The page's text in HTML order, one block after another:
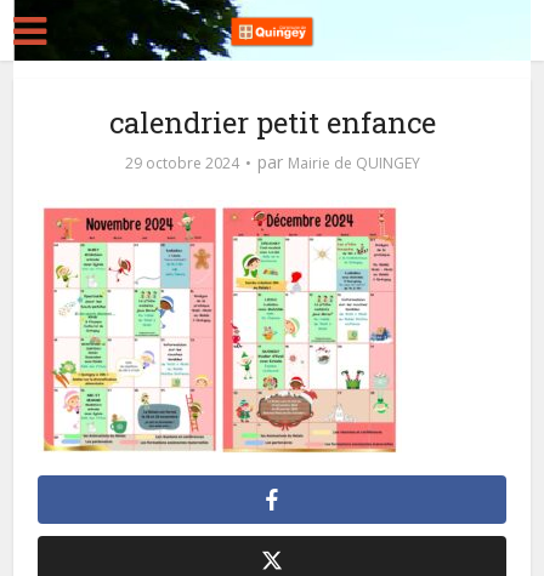
calendrier petit enfance
29 octobre 2024 par Mairie de QUINGEY